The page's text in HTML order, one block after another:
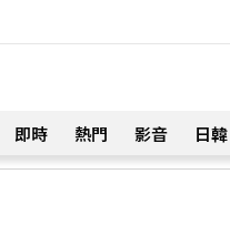
即時 熱門 影音 日韓